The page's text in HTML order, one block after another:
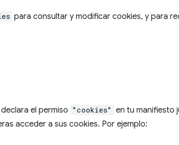
para consultar y modificar cookies, y para
el permiso "cookies" en tu manifiesto
acceder a sus cookies. Por ejemplo: